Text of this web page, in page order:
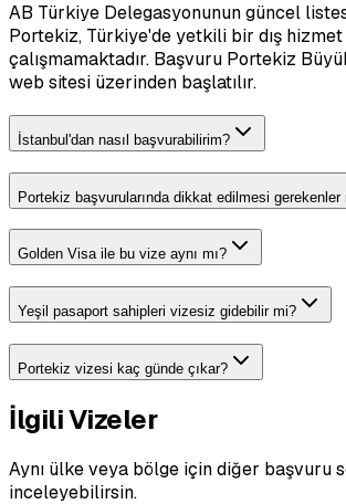
AB Türkiye Delegasyonunun güncel
Portekiz, Türkiye'de yetkili bir dış hizmet
çalışmamaktadır. Başvuru Portekiz
web sitesi üzerinden başlatılır.
İstanbul'dan nasıl başvurabilirim?
Portekiz başvurularında dikkat edilmesi gerekenler
Golden Visa ile bu vize aynı mı?
Yeşil pasaport sahipleri vizesiz gidebilir mi?
Portekiz vizesi kaç günde çıkar?
İlgili Vizeler
Aynı ülke veya bölge için diğer başvuru
inceleyebilirsin.